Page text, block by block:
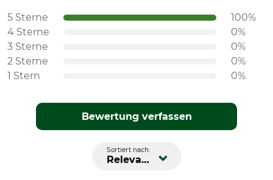
5 Sterne
100%
4 Sterne
0%
3 Sterne
0%
2 Sterne
0%
1 Stern
0%
Bewertung verfassen
Sortiert nach:
Relevanz